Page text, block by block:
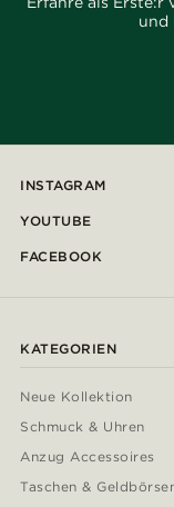
und
INSTAGRAM
YOUTUBE
FACEBOOK
KATEGORIEN
Neue Kollektion
Schmuck & Uhren
Anzug Accessoires
Taschen &